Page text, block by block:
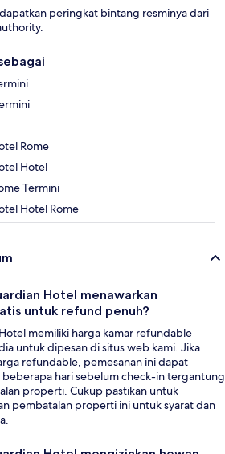
peringkat bintang resminya dari
Rome
Hotel
Termini
Hotel Rome
Hotel menawarkan
untuk refund penuh?
memiliki harga kamar refundable
untuk dipesan di situs web kami. Jika
refundable, pemesanan ini dapat
hari sebelum check-in tergantung
properti. Cukup pastikan untuk
pembatalan properti ini untuk syarat dan